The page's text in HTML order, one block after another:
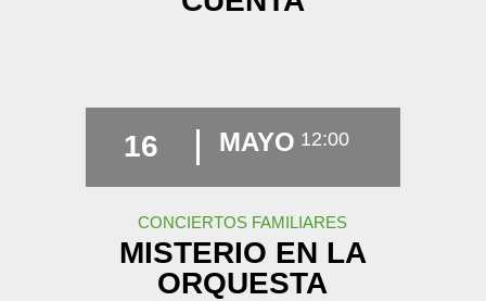
16 MAYO 12:00
CONCIERTOS FAMILIARES
MISTERIO EN LA
ORQUESTA